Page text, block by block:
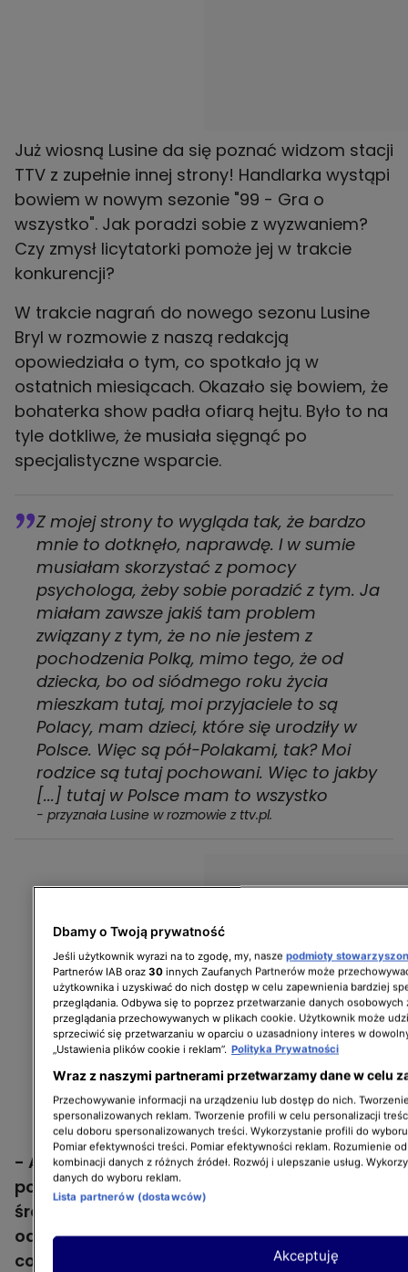
Już wiosną Lusine da się poznać widzom stacji
TTV z zupełnie innej strony! Handlarka wystąpi
bowiem w nowym sezonie "99 - Gra o
wszystko". Jak poradzi sobie z wyzwaniem?
Czy zmysł licytatorki pomoże jej w trakcie
konkurencji?
W trakcie nagrań do nowego sezonu Lusine
Bryl w rozmowie z naszą redakcją
opowiedziała o tym, co spotkało ją w
ostatnich miesiącach. Okazało się bowiem, że
bohaterka show padła ofiarą hejtu. Było to na
tyle dotkliwe, że musiała sięgnąć po
specjalistyczne wsparcie.
Z mojej strony to wygląda tak, że bardzo
mnie to dotknęło, naprawdę. I w sumie
musiałam skorzystać z pomocy
psychologa, żeby sobie poradzić z tym. Ja
miałam zawsze jakiś tam problem
związany z tym, że no nie jestem z
pochodzenia Polką, mimo tego, że od
dziecka, bo od siódmego roku życia
mieszkam tutaj, moi przyjaciele to są
Polacy, mam dzieci, które się urodziły w
Polsce. Więc są pół-Polakami, tak? Moi
rodzice są tutaj pochowani. Więc to jakby
[...] tutaj w Polsce mam to wszystko
- przyznała Lusine w rozmowie z ttv.pl.
- A w programie, no jedynym hejtem, jakim
po prostu dostałam i to mnie bardzo tak w
środku dotknęło, to właśnie to, że za to, że
odniosłam sukces, tak? Bo ja też mówię to,
co myślę. Jestem taką osobą dość
Dbamy o Twoją prywatność
Jeśli użytkownik wyrazi na to zgodę, my, nasze podmioty
Partnerów IAB oraz 30 innych Zaufanych Partnerów może
użytkownika i uzyskiwać do nich dostęp w celu zapewnienia bardziej
przeglądania. Odbywa się to poprzez przetwarzanie danych osobowych
przeglądania przechowywanych w plikach cookie. Użytkownik może
sprzeciwić się przetwarzaniu w oparciu o uzasadniony interes w
„Ustawienia plików cookie i reklam”. Polityka Prywatności
Wraz z naszymi partnerami przetwarzamy dane w celu
Przechowywanie informacji na urządzeniu lub dostęp do nich.
spersonalizowanych reklam. Tworzenie profili w celu personalizacji
celu doboru spersonalizowanych treści. Wykorzystanie profili do
Pomiar efektywności treści. Pomiar efektywności reklam. Rozumienie
kombinacji danych z różnych źródeł. Rozwój i ulepszanie usług.
danych do wyboru reklam.
Lista partnerów (dostawców)
Akceptuję